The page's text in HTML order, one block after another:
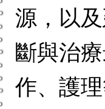
源，以
斷與治
作、護